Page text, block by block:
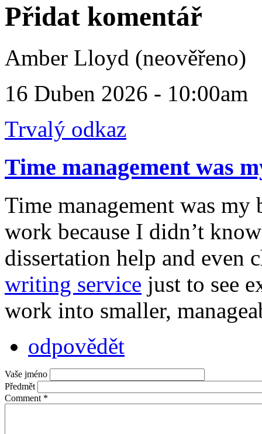
Přidat komentář
Amber Lloyd (neověřeno)
16 Duben 2026 - 10:00am
Trvalý odkaz
Time management was
Time management was
work because I didn’t
dissertation help and even
writing service just to see
work into smaller,
odpovědět
Vaše jméno
Předmět
Comment *